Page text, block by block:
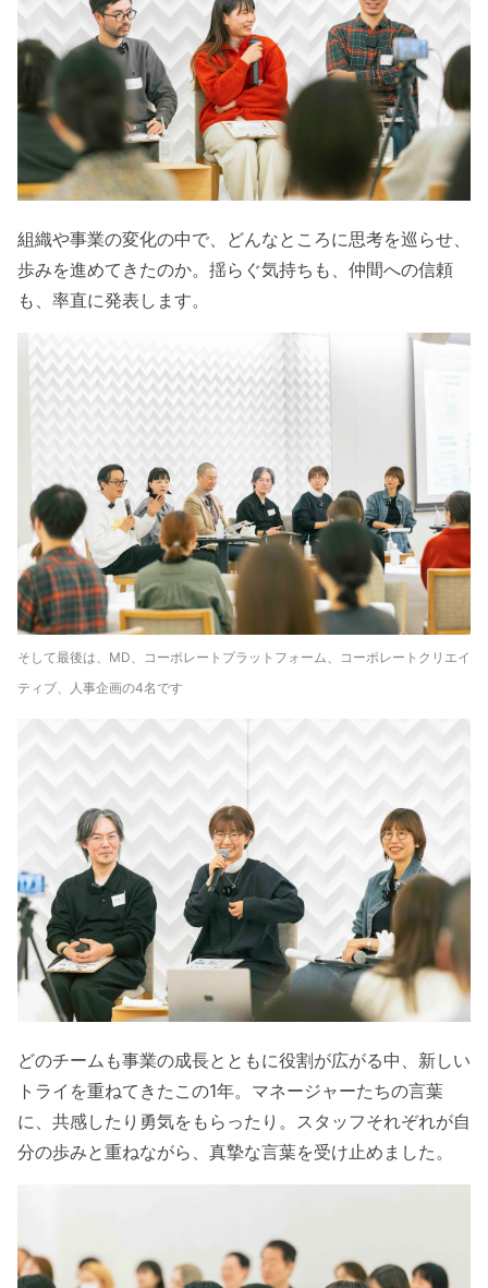
組織や事業の変化の中で、どんなところに思考を巡らせ、
歩みを進めてきたのか。揺らぐ気持ちも、仲間への信頼
も、率直に発表します。
そして最後は、MD、コーポレートプラットフォーム、コーポレートクリエイ
ティブ、人事企画の4名です
どのチームも事業の成長とともに役割が広がる中、新しい
トライを重ねてきたこの1年。マネージャーたちの言葉
に、共感したり勇気をもらったり。スタッフそれぞれが自
分の歩みと重ねながら、真摯な言葉を受け止めました。